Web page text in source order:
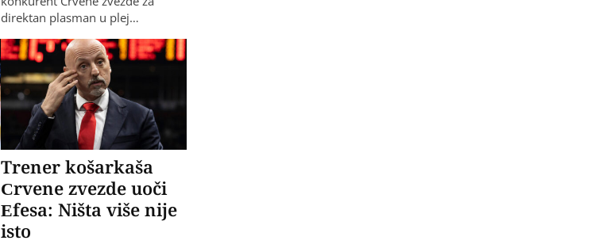
direktan plasman u plej…
Trener košarkaša
Crvene zvezde uoči
Efesa: Ništa više nije
isto